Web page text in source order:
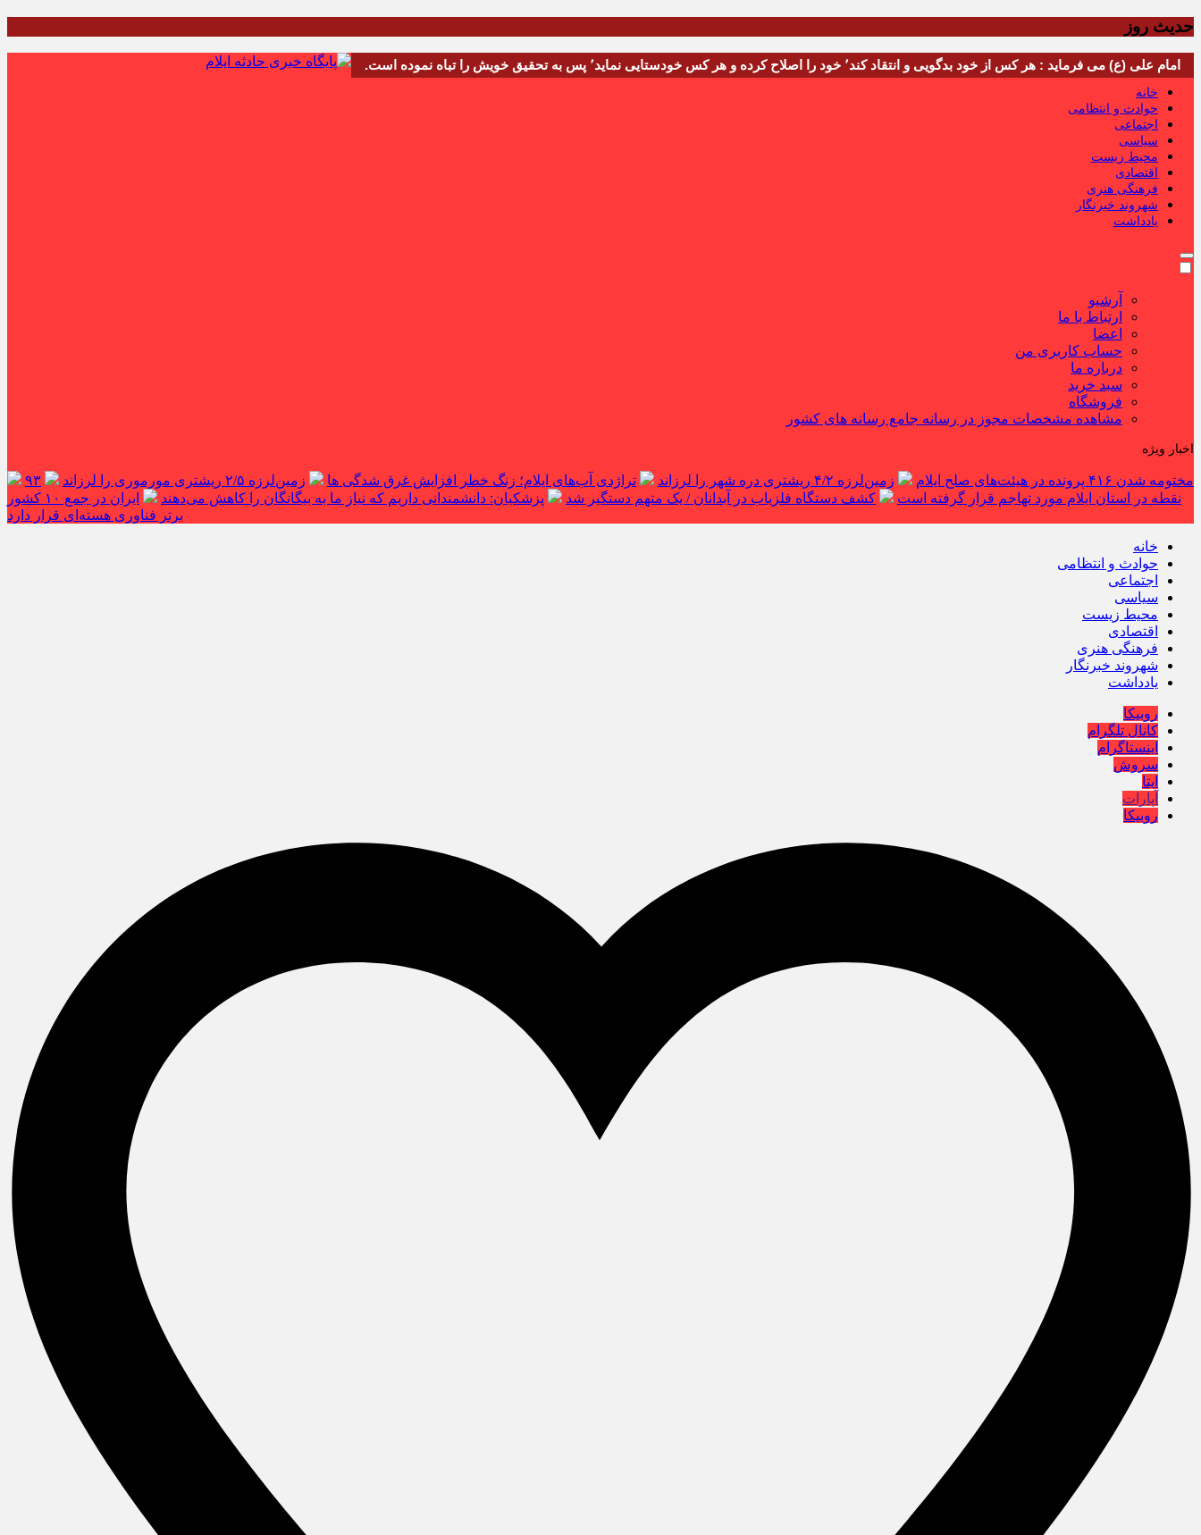
حدیث روز
امام علی (ع) می فرماید : هر کس از خود بدگویی و انتقاد کند٬ خود را اصلاح کرده و هر کس خودستایی نماید٬ پس به تحقیق خویش را تباه نموده است.
خانه
حوادث و انتظامی
اجتماعی
سیاسی
محیط زیست
اقتصادی
فرهنگی هنری
شهروند خبرنگار
یادداشت
آرشیو
ارتباط با ما
اعضا
حساب کاربری من
درباره ما
سبد خرید
فروشگاه
مشاهده مشخصات مجوز در رسانه جامع رسانه های کشور
اخبار ویژه
مختومه شدن ۴۱۶ پرونده در هیئت‌های صلح ایلام زمین‌لرزه ۴/۲ ریشتری دره شهر را لرزاند تراژدی آب‌های ایلام؛ زنگ خطر افزایش غرق شدگی ها زمین‌لرزه ۲/۵ ریشتری مورموری را لرزاند
۹۳
نقطه در استان ایلام مورد تهاجم قرار گرفته است
کشف دستگاه فلزیاب در آبدانان / یک متهم دستگیر شد پزشکیان: دانشمندانی داریم که نیاز ما به بیگانگان را کاهش می‌دهند
ایران در جمع ۱۰ کشور
برتر فناوری هسته‌ای قرار دارد
خانه
حوادث و انتظامی
اجتماعی
سیاسی
محیط زیست
اقتصادی
فرهنگی هنری
شهروند خبرنگار
یادداشت
روبیکا
کانال تلگرام
اینستاگرام
سروش
ایتا
آپارات
روبیکا